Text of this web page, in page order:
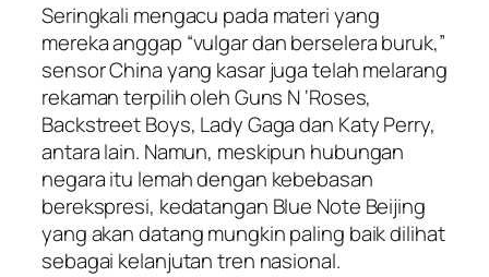
Seringkali mengacu pada materi yang
mereka anggap “vulgar dan berselera buruk,”
sensor China yang kasar juga telah melarang
rekaman terpilih oleh Guns N ‘Roses,
Backstreet Boys, Lady Gaga dan Katy Perry,
antara lain. Namun, meskipun hubungan
negara itu lemah dengan kebebasan
berekspresi, kedatangan Blue Note Beijing
yang akan datang mungkin paling baik dilihat
sebagai kelanjutan tren nasional.